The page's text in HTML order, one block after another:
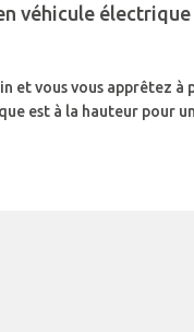
véhicule électrique
et vous vous apprêtez
est à la hauteur pour